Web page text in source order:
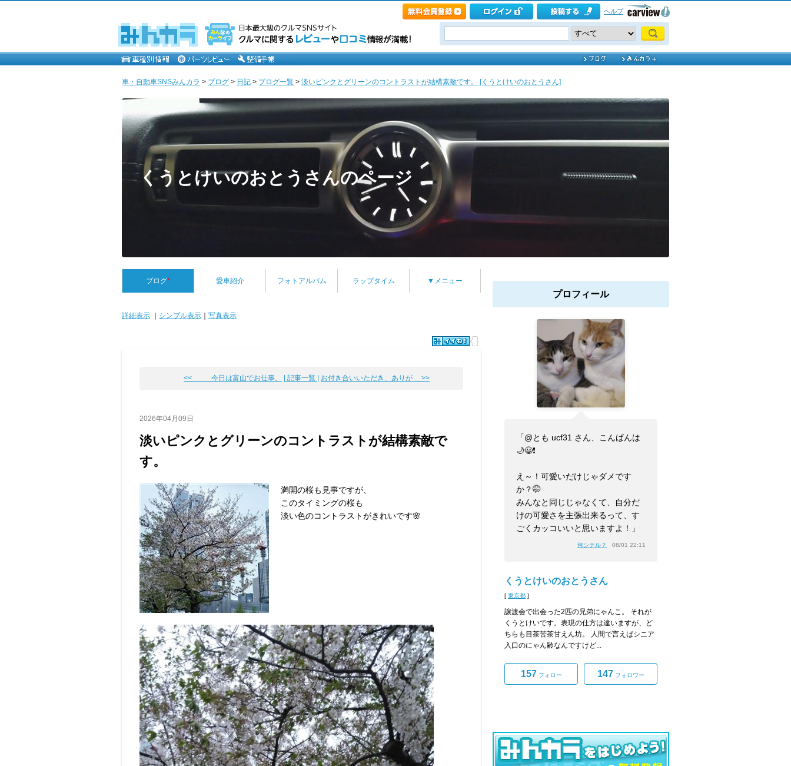
ヘルプ
車・自動車SNSみんカラ > ブログ > 日記 > ブログ一覧 > 淡いピンクとグリーンのコントラストが結構素敵です。 [くうとけいのおとうさん]
くうとけいのおとうさんのページ
ブログ* 愛車紹介 フォトアルバム ラップタイム ▼メニュー
詳細表示 シンプル表示 写真表示
<< 今日は富山でお仕事。 | 記事一覧 | お付き合いいただき、ありが ... >>
2026年04月09日
淡いピンクとグリーンのコントラストが結構素敵で
す。
満開の桜も見事ですが、
このタイミングの桜も
淡い色のコントラストがきれいです🌸
プロフィール
「@とも ucf31 さん、こんばんは
🌙😃❗
え～！可愛いだけじゃダメです
か？🤭
みんなと同じじゃなくて、自分だ
けの可愛さを主張出来るって、す
ごくカッコいいと思いますよ！」
何シテル？ 08/01 22:11
くうとけいのおとうさん
[ 東京都 ]
譲渡会で出会った2匹の兄弟にゃんこ。 それが
くうとけいです。表現の仕方は違いますが、ど
ちらも目茶苦茶甘えん坊。 人間で言えばシニア
入口のにゃん齢なんですけど...
157 フォロー 147 フォロワー